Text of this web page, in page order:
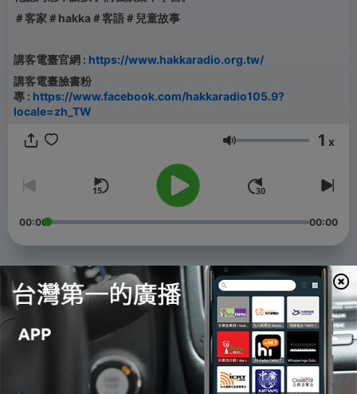
＃客家＃hakka＃客語＃兒童故事
講客電臺官網 : https://www.hakkaradio.org.tw/
講客電臺臉書粉
專 : https://www.facebook.com/hakkaradio105.9?
locale=zh_TW
音量 1 x
00:00 00:00
單集
EP109｜繪本打嘴鼓《熱天个時節 Feat.草莓》
02 Aug 2026
EP108｜奇思妙想故事屋《不吸血的蚊子大盜 Feat.喬